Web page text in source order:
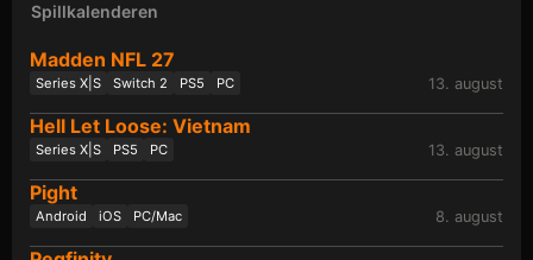
Spillkalenderen
Madden NFL 27
Series X|S Switch 2 PS5 PC 13. august
Hell Let Loose: Vietnam
Series X|S PS5 PC 13. august
Pight
Android iOS PC/Mac 8. august